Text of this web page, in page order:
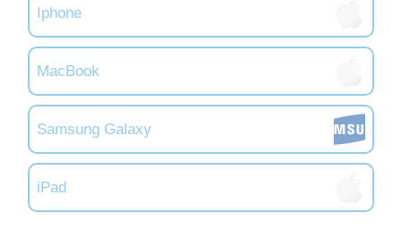
Iphone
MacBook
Samsung Galaxy
iPad